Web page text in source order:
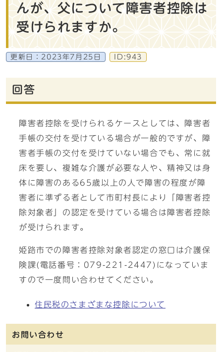
んが、父について障害者控除は
受けられますか。
更新日： 2023年7月25日 ID:943
回答
障害者控除を受けられるケースとしては、障害者
手帳の交付を受けている場合が一般的ですが、障
害者手帳の交付を受けていない場合でも、常に就
床を要し、複雑な介護が必要な人や、精神又は身
体に障害のある65歳以上の人で障害の程度が障
害者に準ずる者として市町村長により「障害者控
除対象者」の認定を受けている場合は障害者控除
が受けられます。
姫路市での障害者控除対象者認定の窓口は介護保
険課(電話番号：079-221-2447)になっていま
すので一度問い合わせてください。
住民税のさまざまな控除について
お問い合わせ